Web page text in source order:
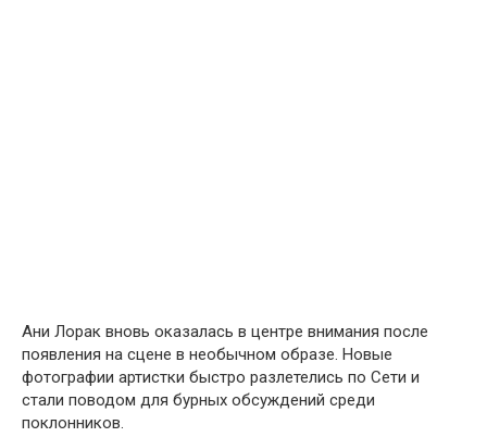
Ани Лорак вновь оказалась в центре внимания после
появления на сцене в необычном образе. Новые
фотографии артистки быстро разлетелись по Сети и
стали поводом для бурных обсуждений среди
поклонников.